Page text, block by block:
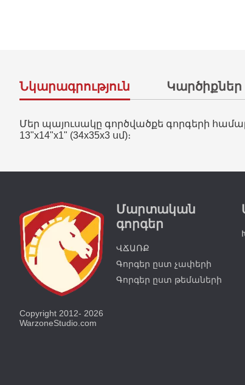
Նկարագրություն Կարծիքներ
Մեր պայուսակը գործվածքե գորգերի
13"x14"x1" (34x35x3 սմ)։
Copyright 2012- 2026
WarzoneStudio.com
Մարտական
գորգեր
ՎՃԱՌՔ
Գորգեր ըստ չափերի
Գորգեր ըստ թեմաների